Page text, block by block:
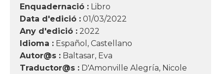
Enquadernació : Libro
Data d'edició : 01/03/2022
Any d'edició : 2022
Idioma : Español, Castellano
Autor@s : Baltasar, Eva
Traductor@s : D'Amonville Alegría, Nicole